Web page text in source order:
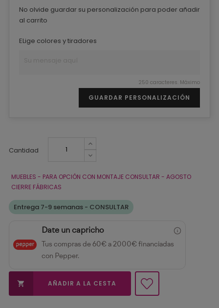
No olvide guardar su personalización para poder añadir
al carrito
ELige colores y tiradores
250 caracteres. Máximo
GUARDAR PERSONALIZACIÓN
Cantidad
MUEBLES - PARA OPCIÓN CON MONTAJE CONSULTAR - AGOSTO
CIERRE FÁBRICAS
Entrega 7-9 semanas - CONSULTAR
Date un capricho
Tus compras de 60€ a 2000€ financiadas
con Pepper.
 AÑADIR A LA CESTA